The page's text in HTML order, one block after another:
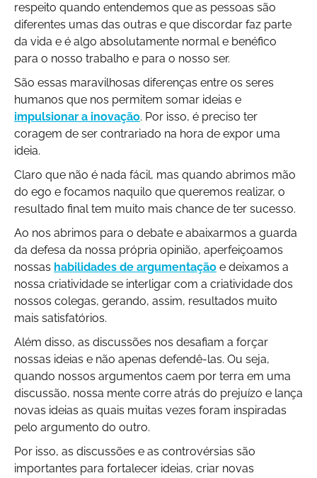
respeito quando entendemos que as pessoas são
diferentes umas das outras e que discordar faz parte
da vida e é algo absolutamente normal e benéfico
para o nosso trabalho e para o nosso ser.
São essas maravilhosas diferenças entre os seres
humanos que nos permitem somar ideias e
impulsionar a inovação. Por isso, é preciso ter
coragem de ser contrariado na hora de expor uma
ideia.
Claro que não é nada fácil, mas quando abrimos mão
do ego e focamos naquilo que queremos realizar, o
resultado final tem muito mais chance de ter sucesso.
Ao nos abrimos para o debate e abaixarmos a guarda
da defesa da nossa própria opinião, aperfeiçoamos
nossas habilidades de argumentação e deixamos a
nossa criatividade se interligar com a criatividade dos
nossos colegas, gerando, assim, resultados muito
mais satisfatórios.
Além disso, as discussões nos desafiam a forçar
nossas ideias e não apenas defendê-las. Ou seja,
quando nossos argumentos caem por terra em uma
discussão, nossa mente corre atrás do prejuízo e lança
novas ideias as quais muitas vezes foram inspiradas
pelo argumento do outro.
Por isso, as discussões e as controvérsias são
importantes para fortalecer ideias, criar novas